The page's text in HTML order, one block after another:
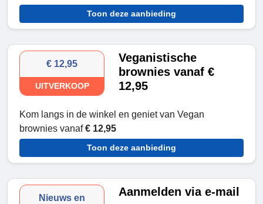
Toon deze aanbieding
€ 12,95
UITVERKOOP
Veganistische
brownies vanaf €
12,95
Kom langs in de winkel en geniet van Vegan
brownies vanaf€ 12,95
Toon deze aanbieding
Nieuws en
Aanmelden via e-mail